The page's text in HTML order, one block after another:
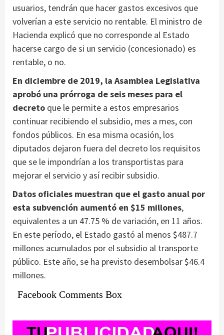
usuarios, tendrán que hacer gastos excesivos que
volverían a este servicio no rentable. El ministro de
Hacienda explicó que no corresponde al Estado
hacerse cargo de si un servicio (concesionado) es
rentable, o no.
En diciembre de 2019, la Asamblea Legislativa
aprobó una prórroga de seis meses para el
decreto que le permite a estos empresarios
continuar recibiendo el subsidio, mes a mes, con
fondos públicos. En esa misma ocasión, los
diputados dejaron fuera del decreto los requisitos
que se le impondrían a los transportistas para
mejorar el servicio y así recibir subsidio.
Datos oficiales muestran que el gasto anual por
esta subvención aumentó en $15 millones,
equivalentes a un 47.75 % de variación, en 11 años.
En este período, el Estado gastó al menos $487.7
millones acumulados por el subsidio al transporte
público. Este año, se ha previsto desembolsar $46.4
millones.
Facebook Comments Box